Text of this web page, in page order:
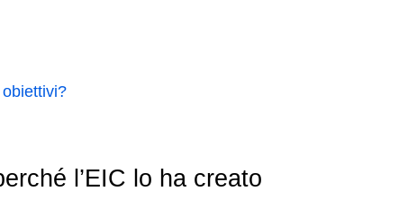
l’EIC lo ha creato